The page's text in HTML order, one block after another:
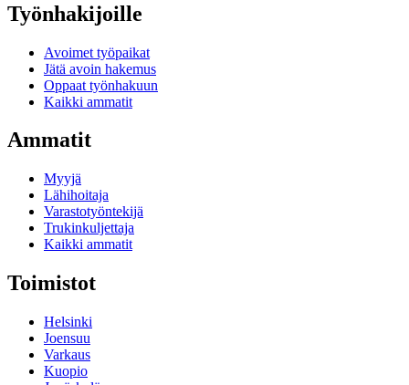
Työnhakijoille
Avoimet työpaikat
Jätä avoin hakemus
Oppaat työnhakuun
Kaikki ammatit
Ammatit
Myyjä
Lähihoitaja
Varastotyöntekijä
Trukinkuljettaja
Kaikki ammatit
Toimistot
Helsinki
Joensuu
Varkaus
Kuopio